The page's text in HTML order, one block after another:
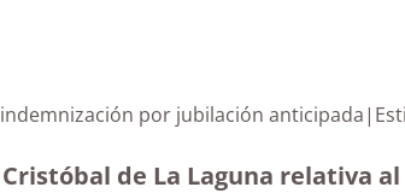
por jubilación
de La Laguna relativa al